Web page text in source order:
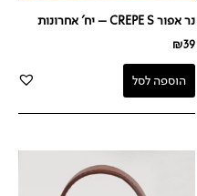
נר אפור CREPE S – יח' אחרונות
₪39
הוספה לסל